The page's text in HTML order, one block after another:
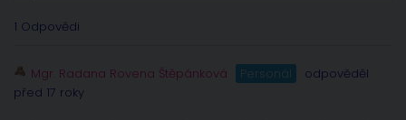
1 Odpovědi
Mgr. Radana Rovena Štěpánková Personál
odpověděl
před 17 roky